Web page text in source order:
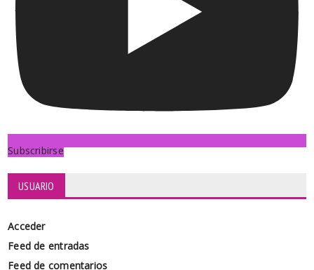
Subscribirse
USUARIO
Acceder
Feed de entradas
Feed de comentarios